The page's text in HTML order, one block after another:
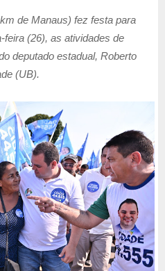
de Manaus) fez festa para
feira (26), as atividades de
deputado estadual, Roberto
(UB).